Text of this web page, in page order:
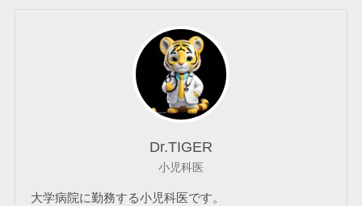
Dr.TIGER
小児科医
大学病院に勤務する小児科医です。